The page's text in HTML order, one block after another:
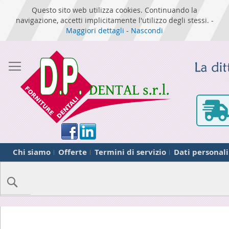
Questo sito web utilizza cookies. Continuando la
navigazione, accetti implicitamente l'utilizzo degli stessi. -
Maggiori dettagli - Nascondi
Chi siamo Offerte Termini di servizio Dati personali